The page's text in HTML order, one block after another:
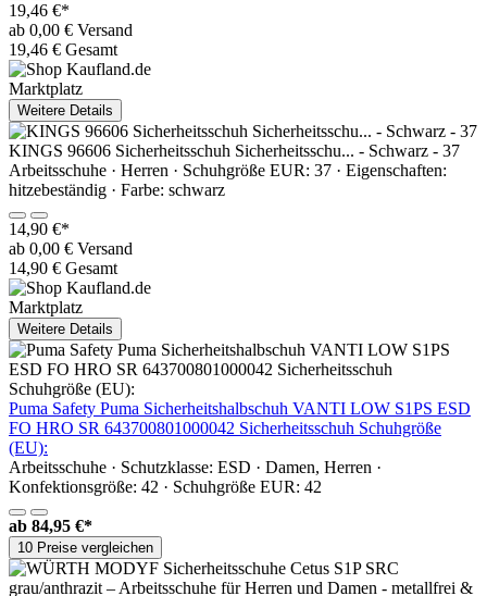
19,46 €*
ab 0,00 € Versand
19,46 € Gesamt
Marktplatz
Weitere Details
KINGS 96606 Sicherheitsschuh Sicherheitsschu... - Schwarz - 37
Arbeitsschuhe · Herren · Schuhgröße EUR: 37 · Eigenschaften:
hitzebeständig · Farbe: schwarz
14,90 €*
ab 0,00 € Versand
14,90 € Gesamt
Marktplatz
Weitere Details
Puma Safety Puma Sicherheitshalbschuh VANTI LOW S1PS ESD
FO HRO SR 643700801000042 Sicherheitsschuh Schuhgröße
(EU):
Arbeitsschuhe · Schutzklasse: ESD · Damen, Herren ·
Konfektionsgröße: 42 · Schuhgröße EUR: 42
ab 84,95 €*
10 Preise vergleichen